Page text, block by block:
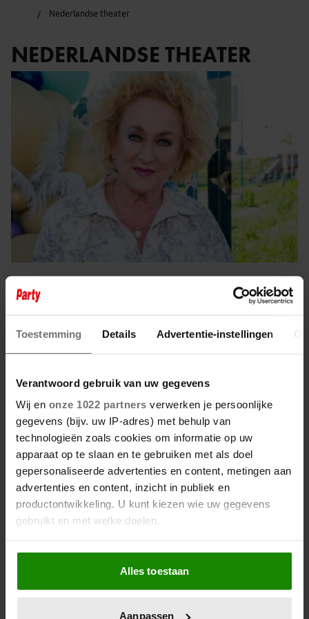
Toestemming Details Advertentie-instellingen
Verantwoord gebruik van uw gegevens
Wij en onze 1022 partners verwerken je persoonlijke
gegevens (bijv. uw IP-adres) met behulp van
technologieën zoals cookies om informatie op uw
apparaat op te slaan en te gebruiken met als doel
gepersonaliseerde advertenties en content, metingen aan
advertenties en content, inzicht in publiek en
productontwikkeling. U kunt kiezen wie uw gegevens
gebruikt en met welke doelen.
Als u het toestaat, willen we ook graag:
Informatie verzamelen over uw geografische
locatie, die tot een paar meter nauwkeurig kan zijn
Alles toestaan
Aanpassen
Nederlandse theater
NEDERLANDSE THEATER
KARIN BLOEMEN VIERT 65E
VERJAARDAG